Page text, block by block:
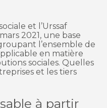
et l’Urssaf
2021, une base
l’ensemble de
en matière
sociales. Quelles
et les tiers
à partir